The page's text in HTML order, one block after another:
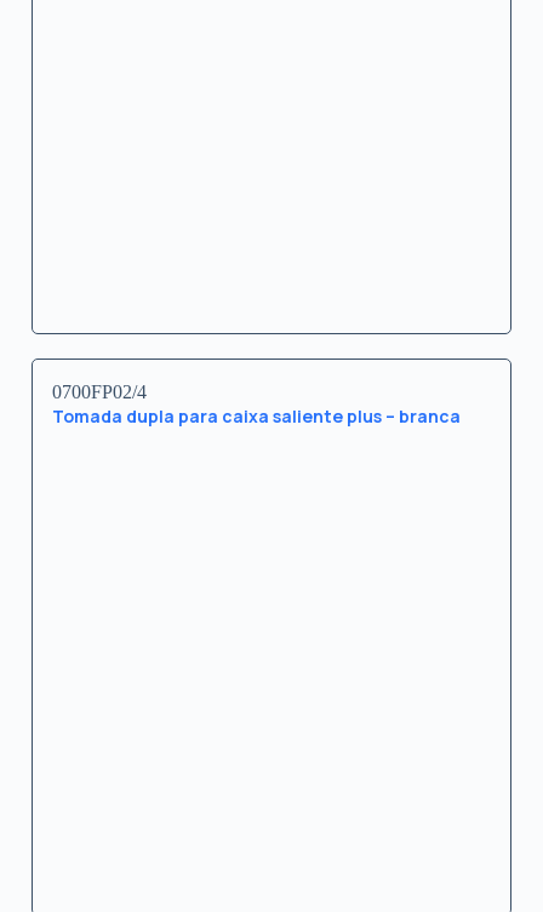
0700FP02/4
Tomada dupla para caixa saliente plus – branca